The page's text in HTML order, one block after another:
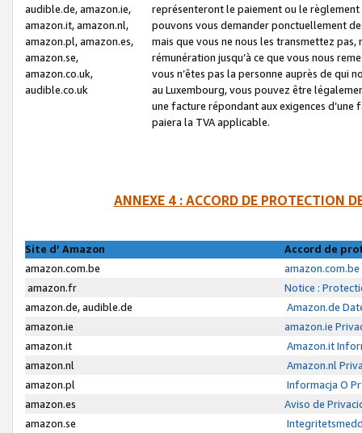
audible.de, amazon.ie,
amazon.it, amazon.nl,
amazon.pl, amazon.es,
amazon.se,
amazon.co.uk,
audible.co.uk
représenteront le paiement ou le
pouvons vous demander ponctuellement
mais que vous ne nous les transmettez
rémunération jusqu’à ce que vous nous
vous n’êtes pas la personne auprès de qui
au Luxembourg, vous pouvez être
une facture répondant aux exigences
paiera la TVA applicable.
ANNEXE 4 : ACCORD DE PROTECTION
Site d’ Amazon
Accord de
amazon.com.be
amazon.fr
Notice :
amazon.de, audible.de
Amazon.de
amazon.ie
amazon.ie
amazon.it
Amazon.it
amazon.nl
Amazon.nl
amazon.pl
Informacja O
amazon.es
Aviso de
amazon.se